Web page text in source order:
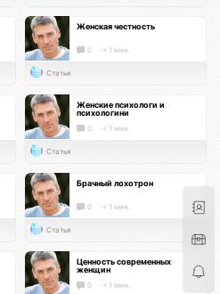
Женская честность
0 < 1 мин.
Статья
Женские психологи и
психологини
0 < 1 мин.
Статья
Брачный лохотрон
0 < 1 мин.
Статья
Ценность современных
женщин
0 < 1 мин.